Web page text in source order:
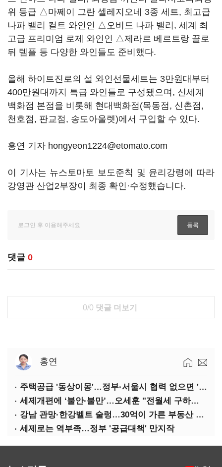
위 등급 △마쩨이 그란 셀레지오네 3종 세트, 최고급
나파 밸리 컬트 와인인 △오비드 나파 밸리, 세계 최
고급 프리미엄 로제 와인인 △제라르 베르트랑 끌로
뒤 템플 등 다양한 와인들도 준비했다.
올해 하이트진로의 설 와인선물세트는 3만원대부터
400만원대까지 특급 와인들로 구성됐으며, 신세계
백화점 본점을 비롯해 현대백화점(목동점, 신촌점,
천호점, 판교점, 송도아울렛)에서 구입할 수 있다.
홍연 기자 hongyeon1224@etomato.com
이 기사는 뉴스토마토 보도준칙 및 윤리강령에 따라
강영관 산업2부장이 최종 확인·수정했습니다.
댓글 0
0/0 댓글 더보기
홍연
주택공급 '동상이몽'…정부·서울시 협력 없으면 '공수표'
세제개편에 ‘불안·불만’…오세훈 "전월세 구하기 더 힘들어질 것"
강남 관망·한강벨트 술렁…30억이 가른 부동산 민심
세제로는 역부족…정부 '공급대책' 만지작